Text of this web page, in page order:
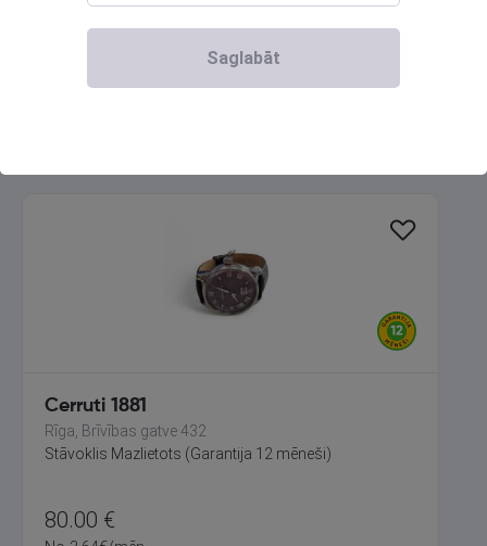
Cerruti 1881
Rīga, Brīvības gatve 432
Stāvoklis Mazlietots (Garantija 12 mēneši)
80.00 €
Saglabāt